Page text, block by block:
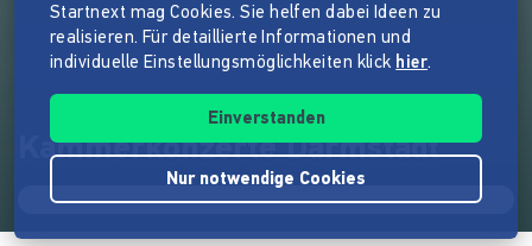
Kammerkonzerte Darmstadt
Startnext mag Cookies. Sie helfen dabei Ideen zu
realisieren. Für detaillierte Informationen und
individuelle Einstellungsmöglichkeiten klick hier.
Einverstanden
Nur notwendige Cookies